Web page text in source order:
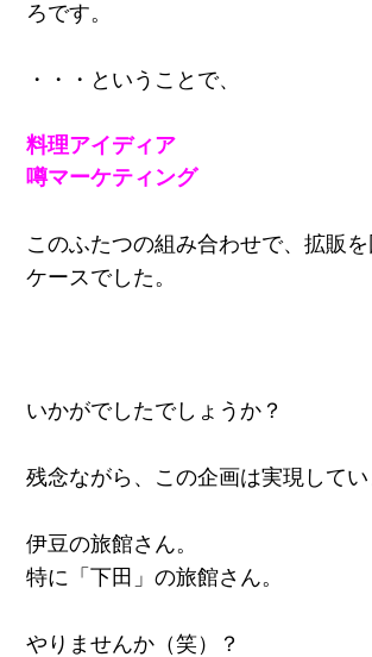
ろです。
・・・ということで、
料理アイディア
噂マーケティング
このふたつの組み合わせで、拡販
ケースでした。
いかがでしたでしょうか？
残念ながら、この企画は実現してい
伊豆の旅館さん。
特に「下田」の旅館さん。
やりませんか（笑）？